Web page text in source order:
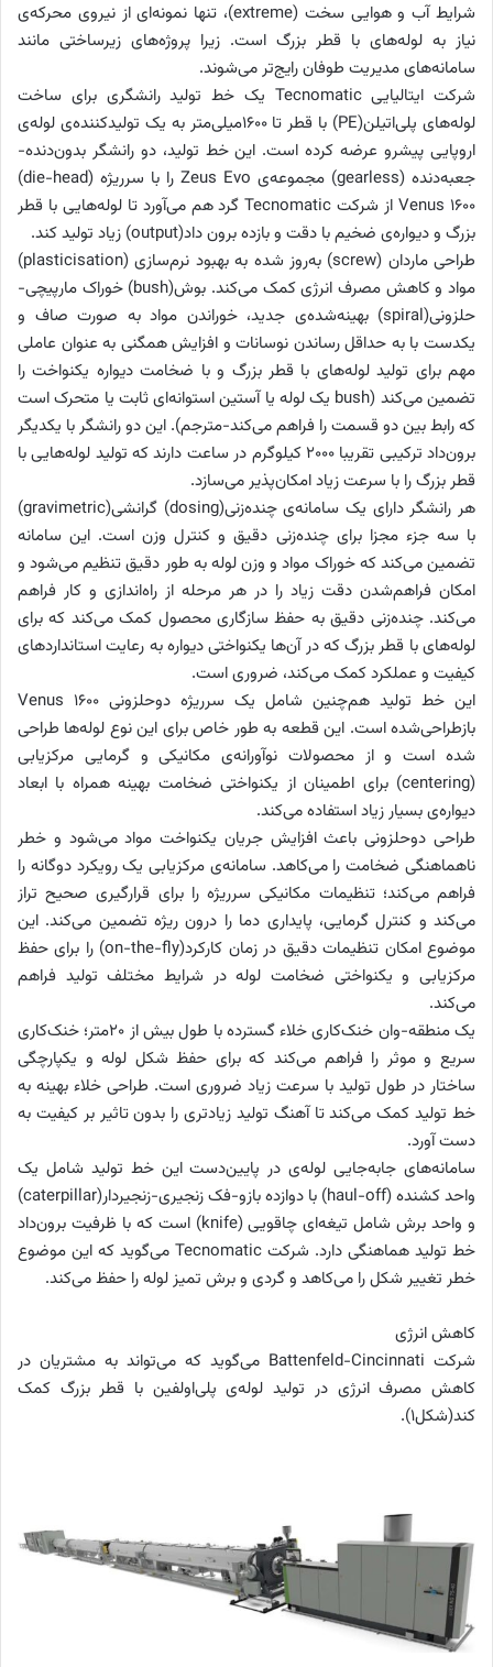
شرایط آب و هوایی سخت (extreme)، تنها نمونه‌‌ای از نیروی ‌‌محرکه‌ی
نیاز به لوله‌‌های با قطر بزرگ است. زیرا پروژه‌‌های زیرساختی مانند
سامانه‌‌های مدیریت طوفان رایج‌‌تر می‌‌شوند.
شرکت ایتالیایی Tecnomatic یک خط تولید رانشگری برای ساخت
لوله‌‌های پلی‌‌اتیلن(PE) با قطر تا 1600میلی‌‌متر به یک تولیدکننده‌ی لوله‌ی
اروپایی پیشرو عرضه کرده است. این خط تولید، دو رانشگر بدون‌‌دنده-
جعبه‌‌دنده (gearless) مجموعه‌ی Zeus Evo را با سرریژه (die-head)
Venus 1600 از شرکت Tecnomatic گرد هم می‌آورد تا لوله‌هایی با قطر
بزرگ و دیواره‌ی ضخیم با دقت و بازده برون داد(output) زیاد تولید کند.
طراحی ماردان (screw) به‌‌روز شده به بهبود نرم‌‌سازی (plasticisation)
مواد و کاهش مصرف انرژی کمک می‌‌کند. بوش(bush) خوراک مارپیچی-
حلزونی(spiral) بهینه‌‌شده‌ی جدید، خوراندن مواد به صورت صاف و
یکدست با به حداقل رساندن نوسانات و افزایش همگنی به عنوان عاملی
مهم برای تولید لوله‌‌های با قطر بزرگ و با ضخامت دیواره یکنواخت را
تضمین می‌‌کند (bush یک لوله یا آستین استوانه‌‌ای ثابت یا متحرک است
که رابط بین دو قسمت را فراهم می‌‌کند-مترجم). این دو رانشگر با یکدیگر
برون‌‌داد ترکیبی تقریبا 2000 کیلوگرم در ساعت دارند که تولید لوله‌هایی با
قطر بزرگ را با سرعت زیاد امکان‌پذیر می‌سازد.
هر رانشگر دارای یک سامانه‌ی چنده‌‌زنی(dosing) گرانشی(gravimetric)
با سه جزء مجزا برای چنده‌‌زنی دقیق و کنترل وزن است. این سامانه
تضمین می‌‌کند که خوراک مواد و وزن لوله به طور دقیق تنظیم می‌‌شود و
امکان فراهم‌‌شدن دقت زیاد را در هر مرحله از راه‌‌اندازی و کار فراهم
می‌‌کند. چنده‌‌زنی دقیق به حفظ سازگاری محصول کمک می‌‌کند که برای
لوله‌‌های با قطر بزرگ که در آن‌ها یکنواختی دیواره به رعایت استانداردهای
کیفیت و عملکرد کمک می‌‌کند، ضروری است.
این خط تولید هم‌چنین شامل یک سرریژه دوحلزونی Venus 1600
بازطراحی‌‌شده است. این قطعه به طور خاص برای این نوع لوله‌‌ها طراحی
شده است و از محصولات نوآورانه‌ی مکانیکی و گرمایی مرکزیابی
(centering) برای اطمینان از یکنواختی ضخامت بهینه همراه با ابعاد
دیواره‌ی بسیار زیاد استفاده می‌‌کند.
طراحی دوحلزونی باعث افزایش جریان یکنواخت مواد می‌‌شود و خطر
ناهماهنگی ضخامت را می‌‌کاهد. سامانه‌ی مرکزیابی یک رویکرد دوگانه را
فراهم می‌‌کند؛ تنظیمات مکانیکی سرریژه را برای قرارگیری صحیح تراز
می‌‌کند و کنترل گرمایی، پایداری دما را درون ریژه تضمین می‌‌کند. این
موضوع امکان تنظیمات دقیق در زمان کارکرد(on-the-fly) را برای حفظ
مرکزیابی و یکنواختی ضخامت لوله در شرایط مختلف تولید فراهم
می‌‌کند.
یک منطقه-وان خنک‌‌کاری خلاء گسترده با طول بیش از 20متر؛ خنک‌‌کاری
سریع و موثر را فراهم می‌‌کند که برای حفظ شکل لوله و یکپارچگی
ساختار در طول تولید با سرعت زیاد ضروری است. طراحی خلاء بهینه به
خط تولید کمک می‌‌کند تا آهنگ تولید زیادتری را بدون تاثیر بر کیفیت به
دست آورد.
سامانه‌‌های جابه‌جایی لوله‌‌ی در پایین‌‌دست این خط تولید شامل یک
واحد کشنده (haul-off) با دوازده بازو-فک زنجیری-زنجیردار(caterpillar)
و واحد برش شامل تیغه‌ای چاقویی (knife) است که با ظرفیت برون‌‌داد
خط تولید هماهنگی دارد. شرکت Tecnomatic می‌گوید که این موضوع
خطر تغییر شکل را می‌کاهد و گردی و برش تمیز لوله را حفظ می‌کند.
کاهش انرژی
شرکت Battenfeld-Cincinnati می‌‌گوید که می‌‌تواند به مشتریان در
کاهش مصرف انرژی در تولید لوله‌ی پلی‌‌اولفین با قطر بزرگ کمک
کند(شکل1).